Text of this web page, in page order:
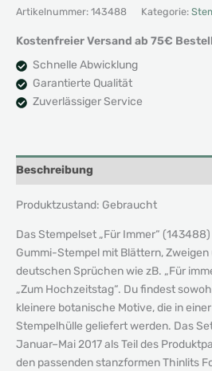
immer
Artikelnummer: 143488 Kategorie:
Kostenfreier Versand ab 75€
Schnelle Abwicklung
Garantierte Qualität
Zuverlässiger Service
Beschreibung
Produktzustand: Gebraucht
Das Stempelset „Für Immer“
Gummi-Stempel mit Blättern, Zweigen
deutschen Sprüchen wie zB. „Für
„Zum Hochzeitstag“. Du findest
kleinere botanische Motive, die in
Stempelhülle geliefert werden. Das
Januar–Mai 2017 als Teil des
den passenden stanzformen Thinlits